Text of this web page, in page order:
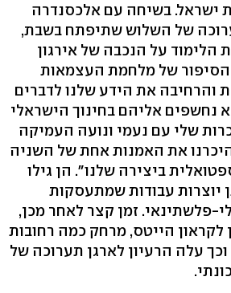
ישראל. בשיחה עם אלכסנדרה
של השלוש שתיפתח בשבת,
הלימוד על הנכבה של אירגון
הסיפור של מלחמת העצמאות
והרחיבה את הידע שלנו לדברים
נחשפים אליהם בחינוך הישראלי
שלי עם נעמי ונועה העמיקה
את האמנות אחת של השניה
ביצירה שלנו". הן גילו
יוצרות עבודות שמתעסקות
פלשתינאי. זמן קצר לאחר מכן,
הייטס, מרחק כמה רחובות
עלה הרעיון לארגן תערוכה של